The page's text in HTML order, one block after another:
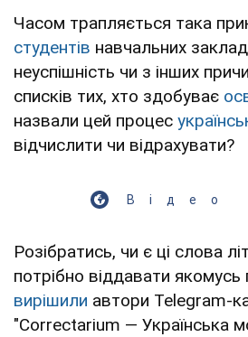
Часом трапляється така
студентів навчальних
неуспішність чи з інших
списків тих, хто здобуває
назвали цей процес
відчислити чи відрахувати?
Відео
Розібратись, чи є ці слова
потрібно віддавати якомусь
вирішили автори Telegram-
"Correctarium — Українська